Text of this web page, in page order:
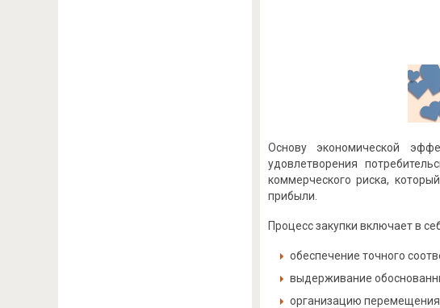
Основу экономической
удовлетворения
коммерческого риска,
прибыли.
Процесс закупки включает в
обеспечение точного
выдерживание
организацию